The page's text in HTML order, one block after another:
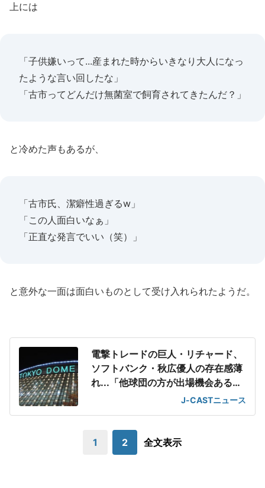
上には
「子供嫌いって...産まれた時からいきなり大人になっ
たような言い回したな」
「古市ってどんだけ無菌室で飼育されてきたんだ？」
と冷めた声もあるが、
「古市氏、潔癖性過ぎるw」
「この人面白いなぁ」
「正直な発言でいい（笑）」
と意外な一面は面白いものとして受け入れられたようだ。
電撃トレードの巨人・リチャード、
ソフトバンク・秋広優人の存在感薄
れ...「他球団の方が出場機会ある」
J-CASTニュース
1 2 全文表示